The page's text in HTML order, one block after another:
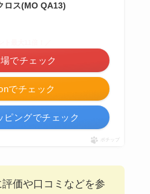
ロス(MO QA13)
でチェック
でチェック
ピングでチェック
ポチップ
価や口コミなどを参